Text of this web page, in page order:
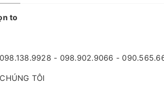
to
- 098.902.9066 -
TÔI